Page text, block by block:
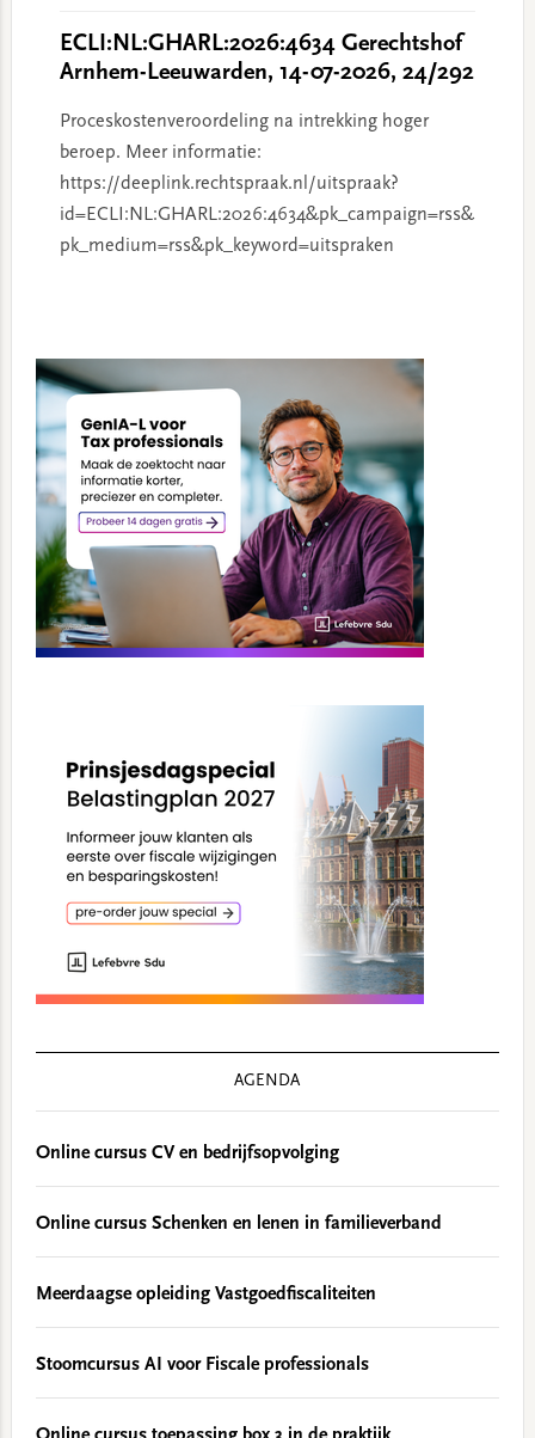
ECLI:NL:GHARL:2026:4634 Gerechtshof
Arnhem-Leeuwarden, 14-07-2026, 24/292
Proceskostenveroordeling na intrekking hoger
beroep. Meer informatie:
https://deeplink.rechtspraak.nl/uitspraak?
id=ECLI:NL:GHARL:2026:4634&pk_campaign=rss&
pk_medium=rss&pk_keyword=uitspraken
Sidebar
AGENDA
Online cursus CV en bedrijfsopvolging
Online cursus Schenken en lenen in familieverband
Meerdaagse opleiding Vastgoedfiscaliteiten
Stoomcursus AI voor Fiscale professionals